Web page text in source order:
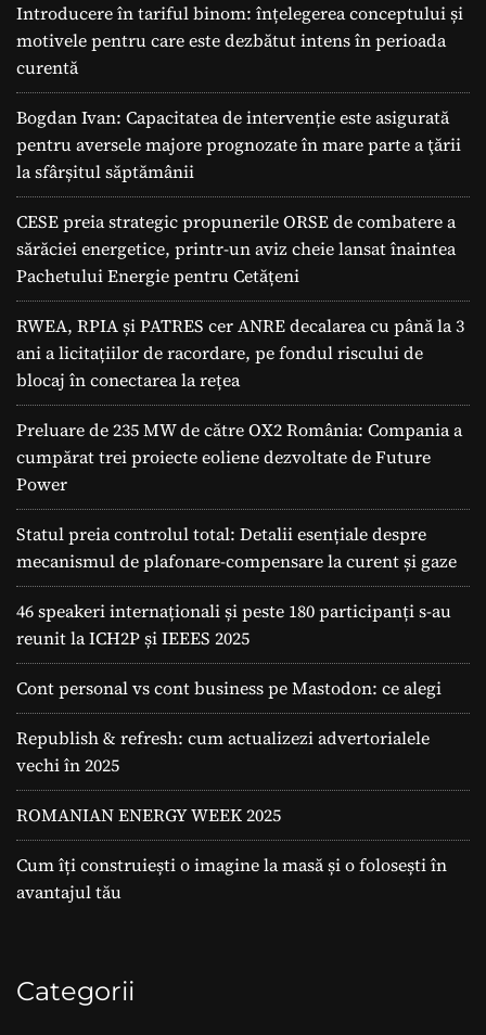
Introducere în tariful binom: înțelegerea conceptului și
motivele pentru care este dezbătut intens în perioada
curentă
Bogdan Ivan: Capacitatea de intervenție este asigurată
pentru aversele majore prognozate în mare parte a ţării
la sfârșitul săptămânii
CESE preia strategic propunerile ORSE de combatere a
sărăciei energetice, printr-un aviz cheie lansat înaintea
Pachetului Energie pentru Cetățeni
RWEA, RPIA și PATRES cer ANRE decalarea cu până la 3
ani a licitațiilor de racordare, pe fondul riscului de
blocaj în conectarea la rețea
Preluare de 235 MW de către OX2 România: Compania a
cumpărat trei proiecte eoliene dezvoltate de Future
Power
Statul preia controlul total: Detalii esențiale despre
mecanismul de plafonare-compensare la curent și gaze
46 speakeri internaționali și peste 180 participanți s-au
reunit la ICH2P și IEEES 2025
Cont personal vs cont business pe Mastodon: ce alegi
Republish & refresh: cum actualizezi advertorialele
vechi în 2025
ROMANIAN ENERGY WEEK 2025
Cum îți construiești o imagine la masă și o folosești în
avantajul tău
Categorii